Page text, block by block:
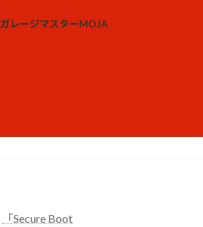
ガレージマスターMOJA
「Secure Boot